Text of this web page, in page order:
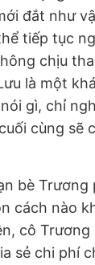
đắt như
tiếp tục
chịu
là một
gì, chỉ
cùng sẽ
bè Trương
cách nào
cô
sẻ chi phí